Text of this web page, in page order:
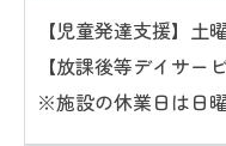
【児童発達支援】土
【放課後等デイサー
※施設の休業日は日